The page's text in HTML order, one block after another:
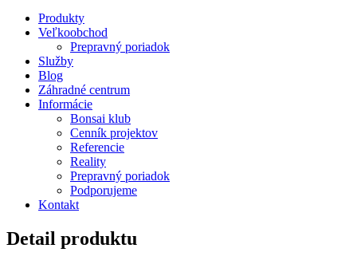
Produkty
Veľkoobchod
Prepravný poriadok
Služby
Blog
Záhradné centrum
Informácie
Bonsai klub
Cenník projektov
Referencie
Reality
Prepravný poriadok
Podporujeme
Kontakt
Detail produktu